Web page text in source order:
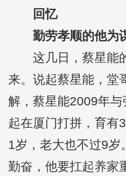
回忆
勤劳孝顺的他为
这几日，蔡星能的
来。说起蔡星能，堂
解，蔡星能2009年
起在厦门打拼，育有
1岁，老大也不过9岁
勤奋，他要扛起养家